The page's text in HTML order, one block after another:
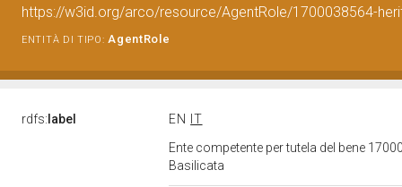
https://w3id.org/arco/resource/AgentRole/1700038564-
ENTITÀ DI TIPO: AgentRole
rdfs: label EN
IT
Ente competente per tutela del bene
Basilicata